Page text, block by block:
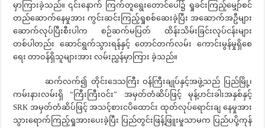
မှာကြားခဲ့သည်။ ၎င်းနောက် ကြက်တူရွေးတောင်ပေါ်၌ ရှုခင်းကြည့်မျှော်စင်
တည်ဆောက်နေမှုအား ကွင်းဆင်းကြည့်ရှုစစ်ဆေးခဲ့ပြီး အဆောက်အဦများ
ဆောက်လုပ်ပြီးစီးပါက စဉ်ဆက်မပြတ် ထိန်းသိမ်းခြင်းလုပ်ငန်းများ
တစ်ပါတည်း ဆောင်ရွက်သွားရန်နှင့် တောင်တက်လမ်း ကောင်းမွန်မှုရှိစေ
ရေး တာဝန်ရှိသူများအား လမ်းညွှန်မှာကြား ခဲ့သည်။
ဆက်လက်၍ တိုင်းဒေသကြီး ဝန်ကြီးချုပ်နှင့်အဖွဲ့သည် ပြည်မြို့၊
ကမ်းနားလမ်းရှိ “ကြီးကြီးဝင်း” အမှတ်တံဆိပ်ဖြင့် မုန့်ဟင်းခါးအနှစ်နှင့်
SRK အမှတ်တံဆိပ်ဖြင့် အသင့်စားငပိထောင်း ထုတ်လုပ်ရောင်းချ နေမှုအား
သွားရောက်ကြည့်ရှုအားပေးခဲ့ပြီး ပြည်တွင်းဖြန့်ဖြူးမှုသာမက ပြည်ပပို့ကုန်